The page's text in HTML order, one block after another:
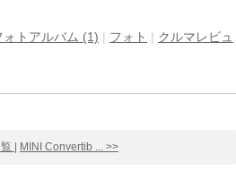
ォトアルバム (1) | フォト | クルマレビュ
| MINI Convertib ... >>